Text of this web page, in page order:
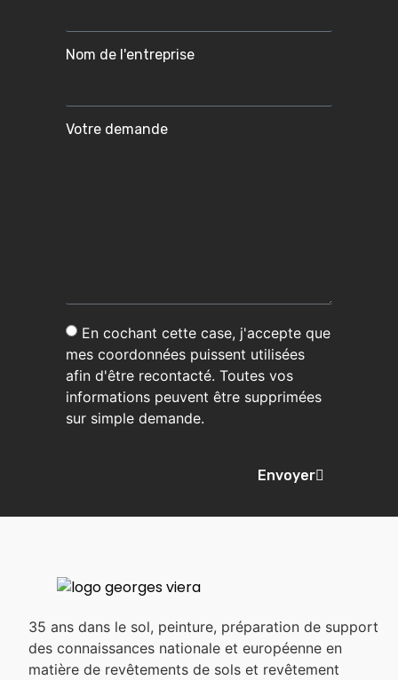
Nom de l'entreprise
Votre demande
En cochant cette case, j'accepte que
mes coordonnées puissent utilisées
afin d'être recontacté. Toutes vos
informations peuvent être supprimées
sur simple demande.
Envoyer
35 ans dans le sol, peinture, préparation de support
des connaissances nationale et européenne en
matière de revêtements de sols et revêtement